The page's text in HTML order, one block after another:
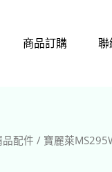
商品訂購 聯
品配件 / 寶麗萊